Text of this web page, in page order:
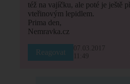
též na vajíčku, ale poté je ještě
vteřinovým lepidlem.
Prima den,
Nemravka.cz
Reagovat
07.03.2017
11:49